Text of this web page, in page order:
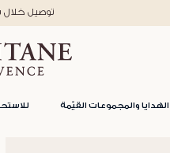
الهدايا والمجموعات القيّمة
*توصيل